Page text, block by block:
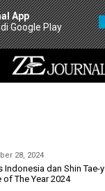
App
Google Play
28, 2024
Indonesia dan Shin Tae-
of The Year 2024